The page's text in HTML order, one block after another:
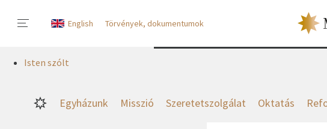
English Törvények, dokumentumok
Isten szólt
Egyházunk Misszió Szeretetszolgálat Oktatás